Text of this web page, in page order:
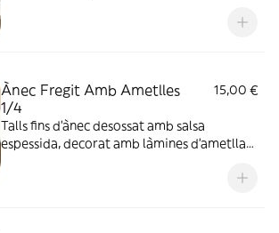
Ànec Fregit Amb Ametlles
1/4
15,00 €
Talls fins d'ànec desossat amb salsa
espessida, decorat amb làmines d'ametlla
un gust suau combinat amb el toc cruixent